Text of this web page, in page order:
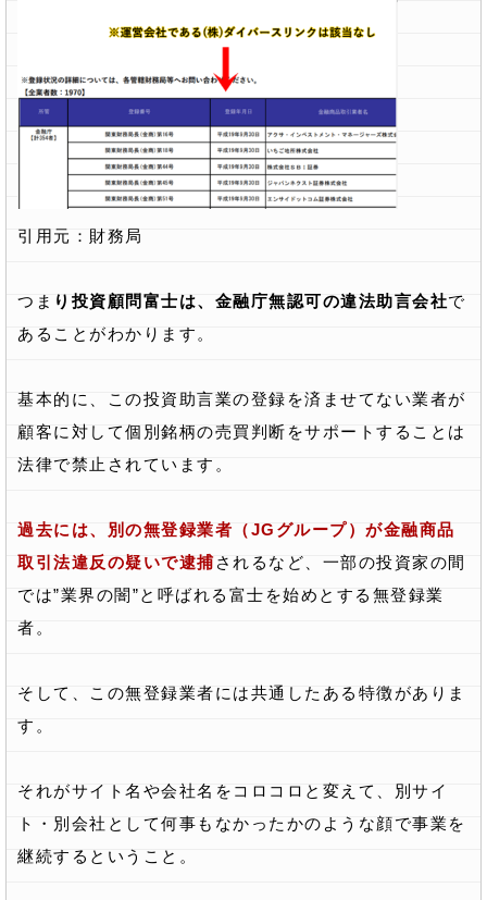
引用元： 財務局
つま り投資顧問富士は、金融庁無認可の違法助言会社で
あることがわかります。
基本的に、この投資助言業の登録を済ませてない業者が
顧客に対して個別銘柄の売買判断をサポートすることは
法律で禁止されています。
過去には、別の無登録業者（JGグループ）が金融商品
取引法違反の疑いで逮捕されるなど、一部の投資家の間
では”業界の闇”と呼ばれる富士を始めとする無登録業
者。
そして、この無登録業者には共通したある特徴がありま
す。
それがサイト名や会社名をコロコロと変えて、別サイ
ト・別会社として何事もなかったかのような顔で事業を
継続するということ。